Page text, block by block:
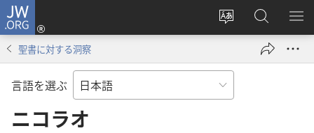
JW.ORG
サ
ト
の
言
ロ
グ
ン
し
JW.ORG
の
検
メ
を
聖書に対する洞察
言語を選ぶ
ニコラオ